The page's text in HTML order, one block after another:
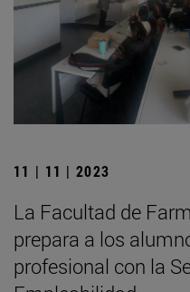
11 | 11 | 2023
La Facultad de
prepara a los
profesional con la